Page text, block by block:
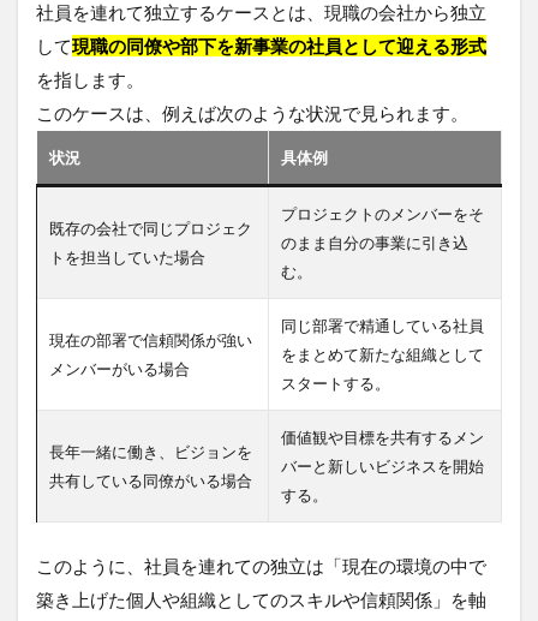
社員を連れて独立するケースとは、現職の会社から独立
して現職の同僚や部下を新事業の社員として迎える形式
を指します。
このケースは、例えば次のような状況で見られます。
状況 具体例
既存の会社で同じプロジェク
トを担当していた場合
プロジェクトのメンバーをそ
のまま自分の事業に引き込
む。
現在の部署で信頼関係が強い
メンバーがいる場合
同じ部署で精通している社員
をまとめて新たな組織として
スタートする。
長年一緒に働き、ビジョンを
共有している同僚がいる場合
価値観や目標を共有するメン
バーと新しいビジネスを開始
する。
このように、社員を連れての独立は「現在の環境の中で
築き上げた個人や組織としてのスキルや信頼関係」を軸